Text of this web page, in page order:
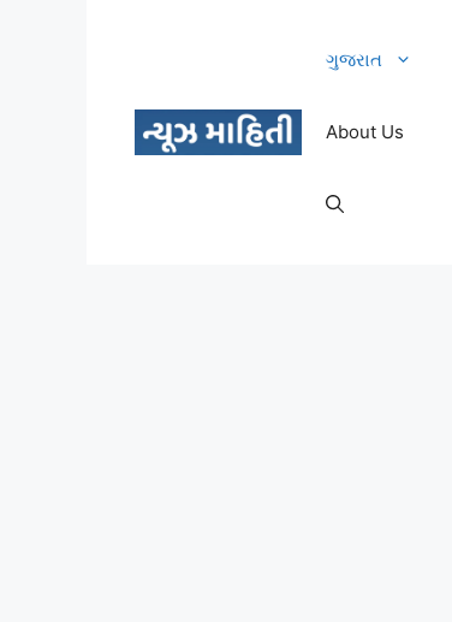
ગુજરાત
About Us